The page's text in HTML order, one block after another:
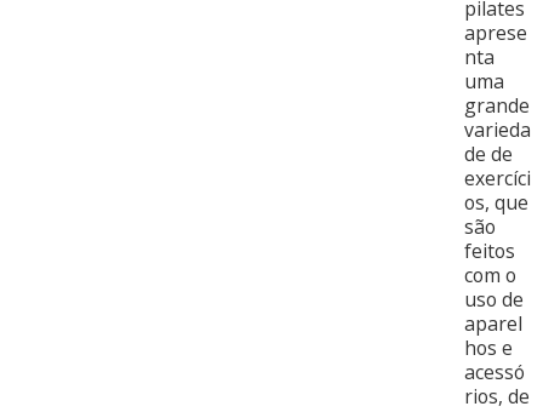
pilates
aprese
nta
uma
grande
varieda
de de
exercíci
os, que
são
feitos
com o
uso de
aparel
hos e
acessó
rios, de